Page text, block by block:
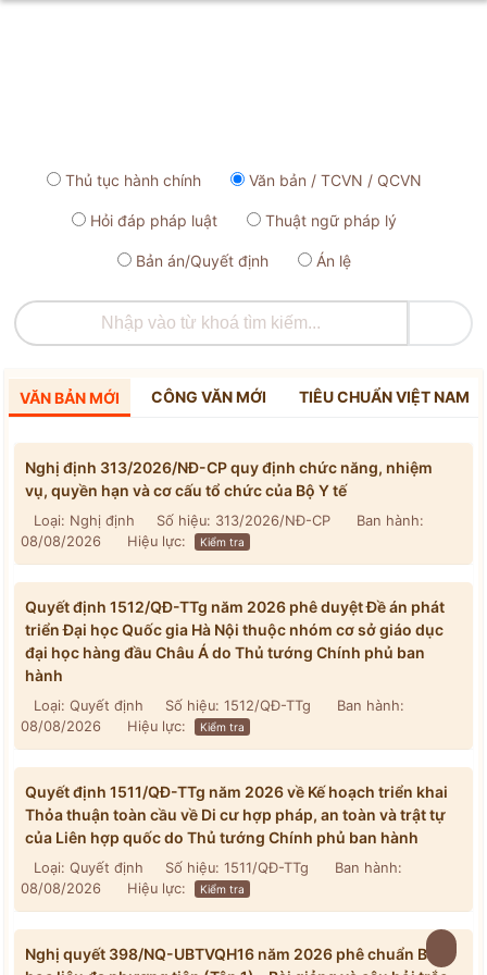
Thủ tục hành chính Văn bản / TCVN / QCVN
Hỏi đáp pháp luật Thuật ngữ pháp lý
Bản án/Quyết định Án lệ
VĂN BẢN MỚI CÔNG VĂN MỚI TIÊU CHUẨN VIỆT NAM
Nghị định 313/2026/NĐ-CP quy định chức năng, nhiệm
vụ, quyền hạn và cơ cấu tổ chức của Bộ Y tế
Loại: Nghị định Số hiệu: 313/2026/NĐ-CP
Ban hành:
08/08/2026
Hiệu lực: Kiểm tra
Quyết định 1512/QĐ-TTg năm 2026 phê duyệt Đề án phát
triển Đại học Quốc gia Hà Nội thuộc nhóm cơ sở giáo dục
đại học hàng đầu Châu Á do Thủ tướng Chính phủ ban
hành
Loại: Quyết định Số hiệu: 1512/QĐ-TTg
Ban hành:
08/08/2026
Hiệu lực: Kiểm tra
Quyết định 1511/QĐ-TTg năm 2026 về Kế hoạch triển khai
Thỏa thuận toàn cầu về Di cư hợp pháp, an toàn và trật tự
của Liên hợp quốc do Thủ tướng Chính phủ ban hành
Loại: Quyết định Số hiệu: 1511/QĐ-TTg
Ban hành:
08/08/2026
Hiệu lực: Kiểm tra
Nghị quyết 398/NQ-UBTVQH16 năm 2026 phê chuẩn Bộ